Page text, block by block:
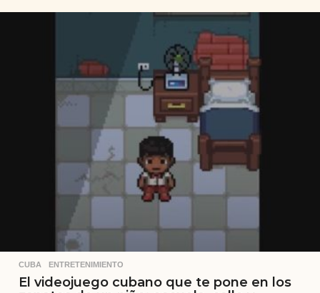
CUBA ,ENTRETENIMIENTO
El videojuego cubano que te pone en los